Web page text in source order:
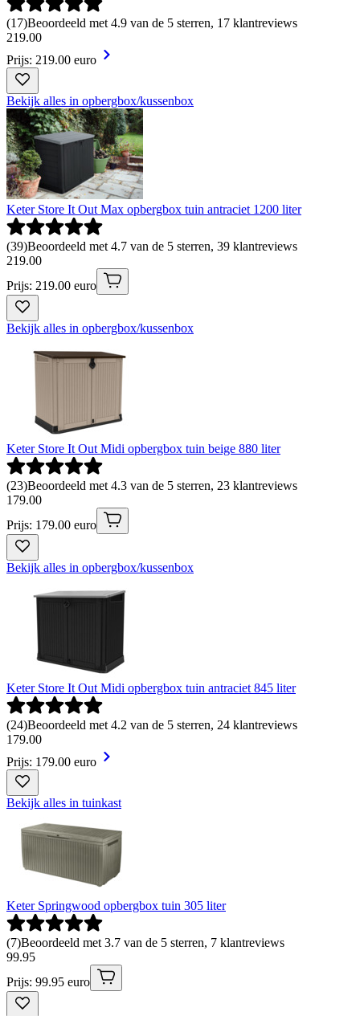
(17)Beoordeeld met 4.9 van de 5 sterren, 17 klantreviews
219.00
Prijs: 219.00 euro
Bekijk alles in opbergbox/kussenbox
Keter Store It Out Max opbergbox tuin antraciet 1200 liter
(39)Beoordeeld met 4.7 van de 5 sterren, 39 klantreviews
219.00
Prijs: 219.00 euro
Bekijk alles in opbergbox/kussenbox
Keter Store It Out Midi opbergbox tuin beige 880 liter
(23)Beoordeeld met 4.3 van de 5 sterren, 23 klantreviews
179.00
Prijs: 179.00 euro
Bekijk alles in opbergbox/kussenbox
Keter Store It Out Midi opbergbox tuin antraciet 845 liter
(24)Beoordeeld met 4.2 van de 5 sterren, 24 klantreviews
179.00
Prijs: 179.00 euro
Bekijk alles in tuinkast
Keter Springwood opbergbox tuin 305 liter
(7)Beoordeeld met 3.7 van de 5 sterren, 7 klantreviews
99.95
Prijs: 99.95 euro